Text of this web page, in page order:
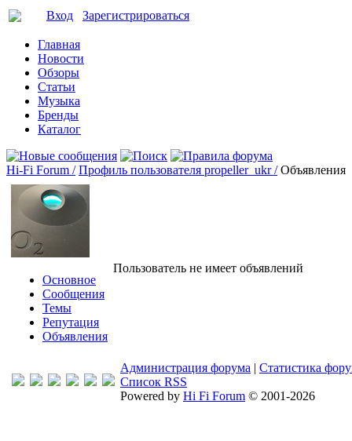
Вход Зарегистрироваться
Главная
Новости
Обзоры
Статьи
Музыка
Бренды
Каталог
Hi-Fi Forum / Профиль пользователя propeller_ukr / Объявления
Основное
Сообщения
Темы
Репутация
Объявления
Пользователь не имеет объявлений
Администрация форума | Статистика
Список RSS
Powered by Hi Fi Forum © 2001-2026